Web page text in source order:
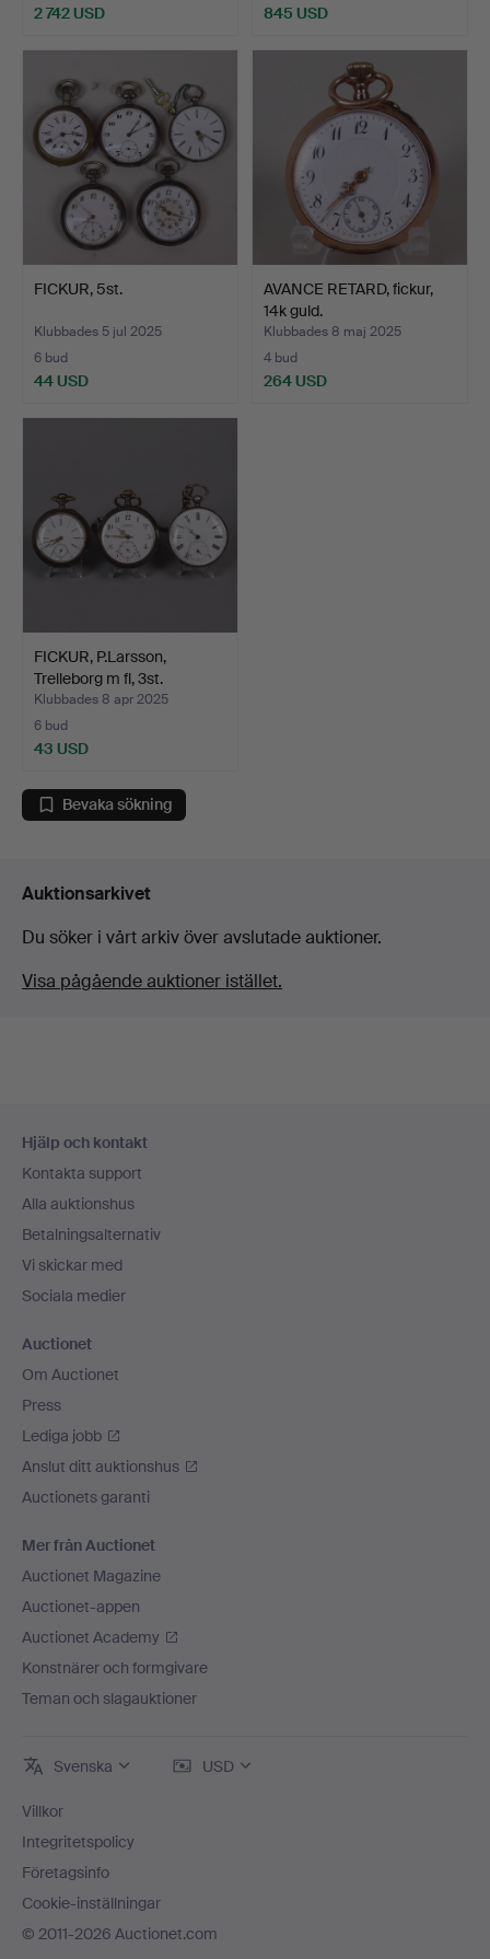
2 742 USD 845 USD
FICKUR, 5st.
Klubbades 5 jul 2025
6 bud
44 USD
AVANCE RETARD, fickur,
14k guld.
Klubbades 8 maj 2025
4 bud
264 USD
FICKUR, P.Larsson,
Trelleborg m fl, 3st.
Klubbades 8 apr 2025
6 bud
43 USD
Bevaka sökning
Auktionsarkivet
Du söker i vårt arkiv över avslutade auktioner.
Visa pågående auktioner istället.
Hjälp och kontakt
Kontakta support
Alla auktionshus
Betalningsalternativ
Vi skickar med
Sociala medier
Auctionet
Om Auctionet
Press
Lediga jobb
Anslut ditt auktionshus
Auctionets garanti
Mer från Auctionet
Auctionet Magazine
Auctionet-appen
Auctionet Academy
Konstnärer och formgivare
Teman och slagauktioner
Svenska USD
Villkor
Integritetspolicy
Företagsinfo
Cookie-inställningar
© 2011-2026 Auctionet.com